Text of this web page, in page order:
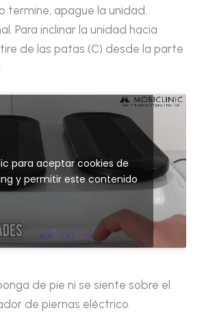
termine, apague la unidad.
Para inclinar la unidad hacia
de las patas (C) desde la parte
para aceptar cookies de
y permitir este contenido
de pie ni se siente sobre el
de piernas eléctrico.